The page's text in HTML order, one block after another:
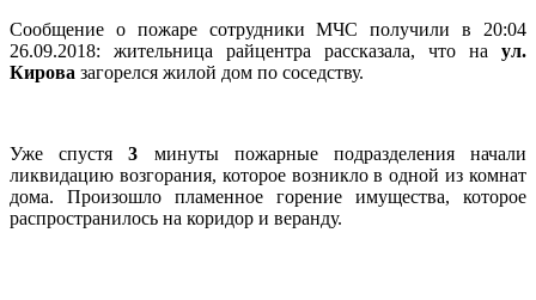
Сообщение о пожаре сотрудники МЧС получили в 20:04
26.09.2018: жительница райцентра рассказала, что на ул.
Кирова загорелся жилой дом по соседству.
Уже спустя3 минуты пожарные подразделения начали
ликвидацию возгорания, которое возникло в одной из комнат
дома. Произошло пламенное горение имущества, которое
распространилось на коридор и веранду.